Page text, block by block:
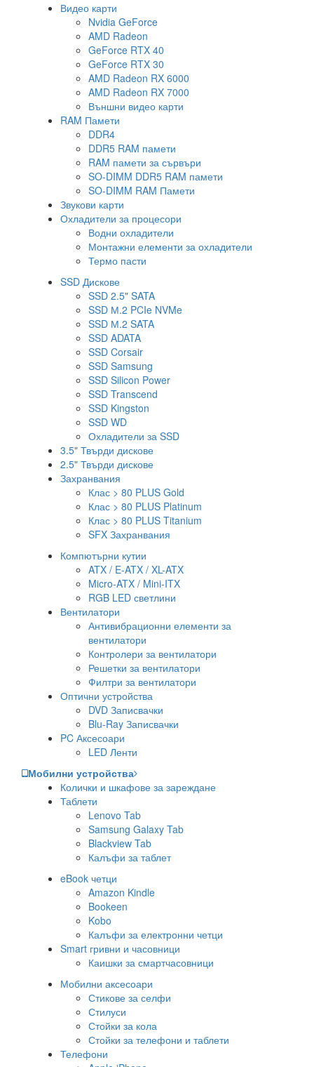
Видео карти
Nvidia GeForce
AMD Radeon
GeForce RTX 40
GeForce RTX 30
AMD Radeon RX 6000
AMD Radeon RX 7000
Външни видео карти
RAM Памети
DDR4
DDR5 RAM памети
RAM памети за сървъри
SO-DIMM DDR5 RAM памети
SO-DIMM RAM Памети
Звукови карти
Охладители за процесори
Водни охладители
Монтажни елементи за охладители
Термо пасти
SSD Дискове
SSD 2.5" SATA
SSD М.2 PCIe NVMe
SSD М.2 SATA
SSD ADATA
SSD Corsair
SSD Samsung
SSD Silicon Power
SSD Transcend
SSD Kingston
SSD WD
Охладители за SSD
3.5" Твърди дискове
2.5" Твърди дискове
Захранвания
Клас > 80 PLUS Gold
Клас > 80 PLUS Platinum
Клас > 80 PLUS Titanium
SFX Захранвания
Компютърни кутии
ATX / E-ATX / XL-ATX
Micro-ATX / Mini-ITX
RGB LED светлини
Вентилатори
Антивибрационни елементи за
вентилатори
Контролери за вентилатори
Решетки за вентилатори
Филтри за вентилатори
Оптични устройства
DVD Записвачки
Blu-Ray Записвачки
PC Аксесоари
LED Ленти
Мобилни устройства
Колички и шкафове за зареждане
Таблети
Lenovo Tab
Samsung Galaxy Tab
Blackview Tab
Калъфи за таблет
eBook четци
Amazon Kindle
Bookeen
Kobo
Калъфи за електронни четци
Smart гривни и часовници
Каишки за смартчасовници
Мобилни аксесоари
Стикове за селфи
Стилуси
Стойки за кола
Стойки за телефони и таблети
Телефони